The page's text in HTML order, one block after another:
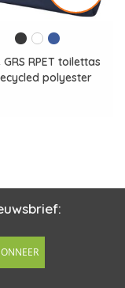
voor dagelijkse
en
ontwerp
collectie
met
voor een
GRS RPET toilettas
polyester